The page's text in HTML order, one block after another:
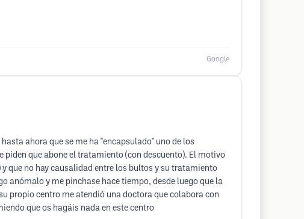
Google
ahora que se me ha "encapsulado" uno de los
que abone el tratamiento (con descuento). El motivo
que no hay causalidad entre los bultos y su tratamiento
anómalo y me pinchase hace tiempo, desde luego que la
propio centro me atendió una doctora que colabora con
que os hagáis nada en este centro